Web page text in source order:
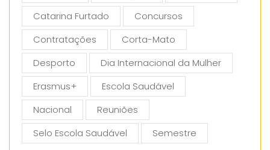
Catarina Furtado
Concursos
Contratações
Corta-Mato
Desporto
Dia Internacional da Mulher
Erasmus+
Escola Saudável
Nacional
Reuniões
Selo Escola Saudável
Semestre